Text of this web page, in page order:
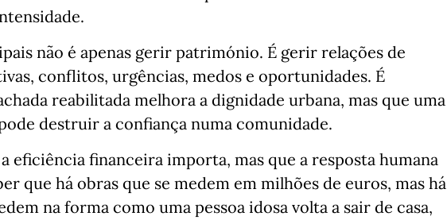
não é apenas gerir património. É gerir relações de
conflitos, urgências, medos e oportunidades. É
reabilitada melhora a dignidade urbana, mas que uma
destruir a confiança numa comunidade.
eficiência financeira importa, mas que a resposta humana
que há obras que se medem em milhões de euros, mas há
na forma como uma pessoa idosa volta a sair de casa,